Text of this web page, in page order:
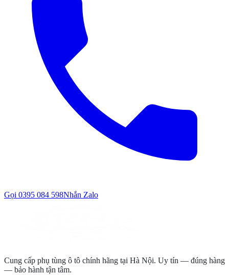
Gọi 0395 084 598Nhắn Zalo
Cung cấp phụ tùng ô tô chính hãng tại Hà Nội. Uy tín — đúng hàng
— bảo hành tận tâm.